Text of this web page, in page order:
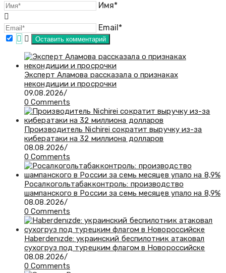
Имя*
Email*
Эксперт Аламова рассказала о признаках
некондиции и просрочки
09.08.2026/
0 Comments
Производитель Nichirei сократит выручку из-за
кибератаки на 32 миллиона долларов
08.08.2026/
0 Comments
Росалкогольтабакконтроль: производство
шампанского в России за семь месяцев упало на 8,9%
08.08.2026/
0 Comments
Haberdenızde: украинский беспилотник атаковал
сухогруз под турецким флагом в Новороссийске
08.08.2026/
0 Comments